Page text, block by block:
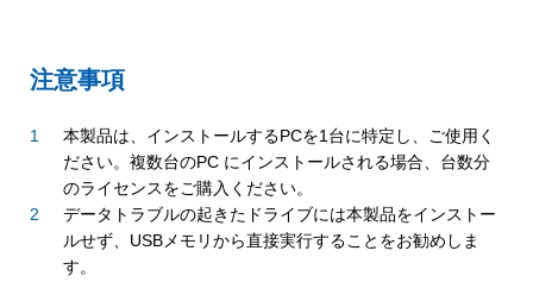
注意事項
本製品は、インストールするPCを1台に特定し、ご使用く
ださい。複数台のPC にインストールされる場合、台数分
のライセンスをご購入ください。
データトラブルの起きたドライブには本製品をインストー
ルせず、USBメモリから直接実行することをお勧めしま
す。